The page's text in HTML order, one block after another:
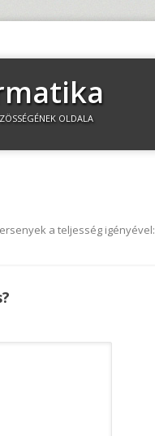
OLDALA
a teljesség igényével: